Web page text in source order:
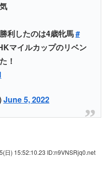
利したのは4歳牝馬#
マイルカップのリベン
！
June 5, 2022
日) 15:52:10.23 ID:n9VNSRjq0.net